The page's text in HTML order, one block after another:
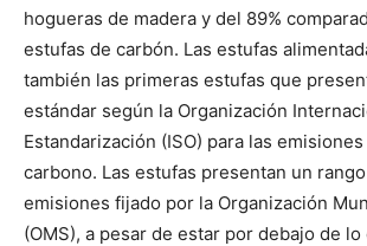
hogueras de madera y del 89%
estufas de carbón. Las estufas
también las primeras estufas que
estándar según la Organización
Estandarización (ISO) para las
carbono. Las estufas presentan un
emisiones fijado por la Organización
(OMS), a pesar de estar por debajo de